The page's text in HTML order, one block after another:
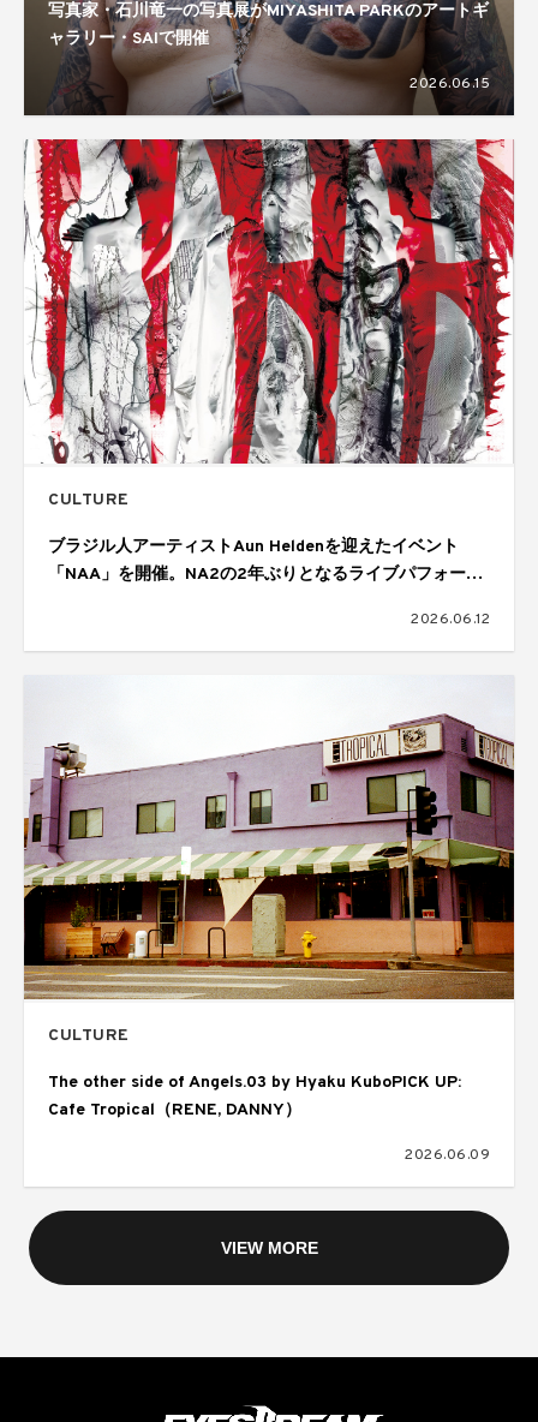
写真家・石川竜一の写真展がMIYASHITA PARKのアートギ
ャラリー・SAIで開催
2026.06.15
CULTURE
ブラジル人アーティストAun Heldenを迎えたイベント
「NAA」を開催。NA2の2年ぶりとなるライブパフォーマ
2026.06.12
CULTURE
The other side of Angels.03 by Hyaku KuboPICK UP:
Cafe Tropical（RENE, DANNY）
2026.06.09
VIEW MORE